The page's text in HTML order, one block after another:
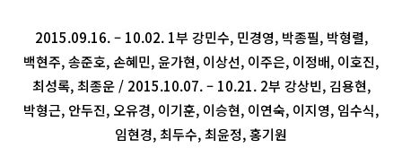
2015.09.16. – 10.02. 1부 강민수, 민경영, 박종필, 박형렬,
백현주, 송준호, 손혜민, 윤가현, 이상선, 이주은, 이정배, 이호진,
최성록, 최종운 / 2015.10.07. – 10.21. 2부 강상빈, 김용현,
박형근, 안두진, 오유경, 이기훈, 이승현, 이연숙, 이지영, 임수식,
임현경, 최두수, 최윤정, 홍기원